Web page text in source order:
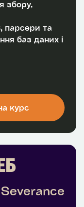
збору,
парсери та
баз даних і
курс